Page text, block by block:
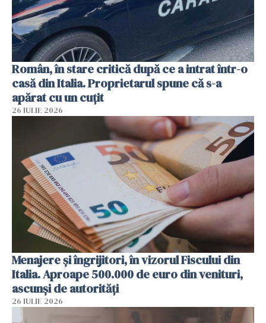
Român, în stare critică după ce a intrat într-o
casă din Italia. Proprietarul spune că s-a
apărat cu un cuțit
26 IULIE 2026
Menajere și îngrijitori, în vizorul Fiscului din
Italia. Aproape 500.000 de euro din venituri,
ascunși de autorități
26 IULIE 2026